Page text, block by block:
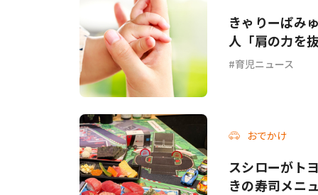
きゃりーぱみ
人「肩の力を
育児ニュース
おでかけ
スシローがト
きの寿司メニ